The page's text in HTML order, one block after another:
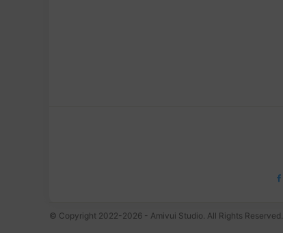
© Copyright 2022-2026 - Amivui Studio. All Rights Reserved.